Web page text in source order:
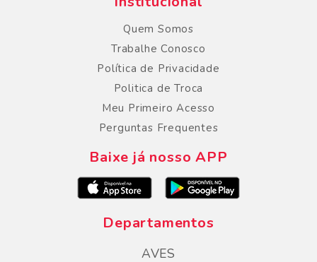
Quem Somos
Trabalhe Conosco
Política de Privacidade
Politica de Troca
Meu Primeiro Acesso
Perguntas Frequentes
Baixe já nosso APP
Departamentos
AVES